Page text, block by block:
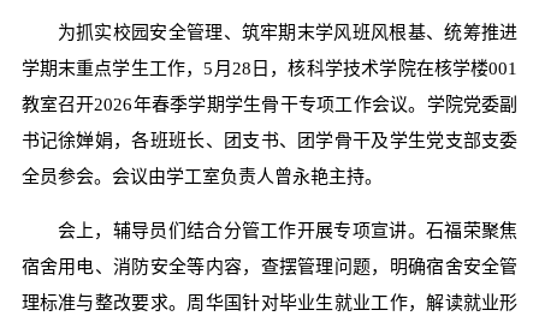
为抓实校园安全管理、筑牢期末学风班风根基、统筹推进
学期末重点学生工作，5月28日，核科学技术学院在核学楼001
教室召开2026年春季学期学生骨干专项工作会议。学院党委副
书记徐婵娟，各班班长、团支书、团学骨干及学生党支部支委
全员参会。会议由学工室负责人曾永艳主持。
会上，辅导员们结合分管工作开展专项宣讲。石福荣聚焦
宿舍用电、消防安全等内容，查摆管理问题，明确宿舍安全管
理标准与整改要求。周华国针对毕业生就业工作，解读就业形